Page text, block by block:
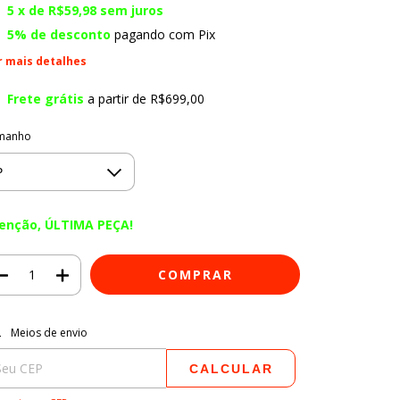
5 x de R$59,98 sem juros
5% de desconto pagando com Pix
mais detalhes
Frete grátis a partir de R$699,00
ÚLTIMA PEÇA!
para o CEP:
Meios de envio
CALCULAR